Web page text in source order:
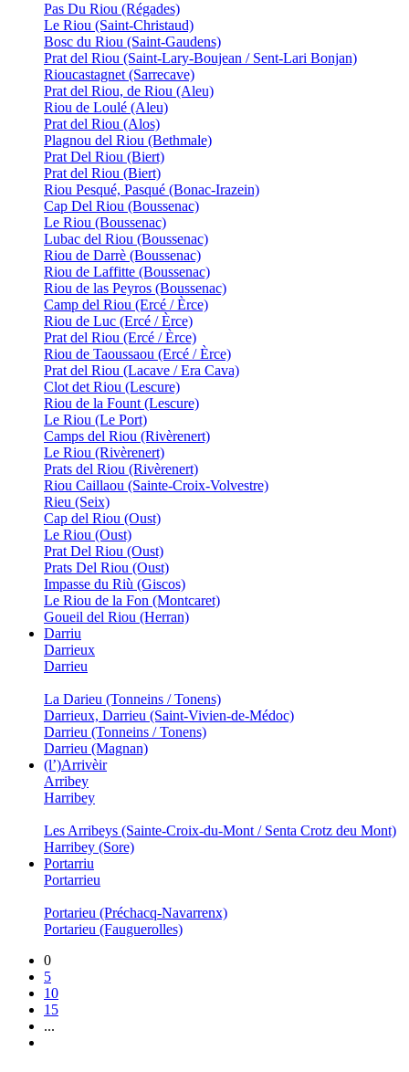
Pas Du Riou (Régades)
Le Riou (Saint-Christaud)
Bosc du Riou (Saint-Gaudens)
Prat del Riou (Saint-Lary-Boujean / Sent-Lari Bonjan)
Rioucastagnet (Sarrecave)
Prat del Riou, de Riou (Aleu)
Riou de Loulé (Aleu)
Prat del Riou (Alos)
Plagnou del Riou (Bethmale)
Prat Del Riou (Biert)
Prat del Riou (Biert)
Riou Pesqué, Pasqué (Bonac-Irazein)
Cap Del Riou (Boussenac)
Le Riou (Boussenac)
Lubac del Riou (Boussenac)
Riou de Darrè (Boussenac)
Riou de Laffitte (Boussenac)
Riou de las Peyros (Boussenac)
Camp del Riou (Ercé / Èrce)
Riou de Luc (Ercé / Èrce)
Prat del Riou (Ercé / Èrce)
Riou de Taoussaou (Ercé / Èrce)
Prat del Riou (Lacave / Era Cava)
Clot det Riou (Lescure)
Riou de la Fount (Lescure)
Le Riou (Le Port)
Camps del Riou (Rivèrenert)
Le Riou (Rivèrenert)
Prats del Riou (Rivèrenert)
Riou Caillaou (Sainte-Croix-Volvestre)
Rieu (Seix)
Cap del Riou (Oust)
Le Riou (Oust)
Prat Del Riou (Oust)
Prats Del Riou (Oust)
Impasse du Riù (Giscos)
Le Riou de la Fon (Montcaret)
Goueil del Riou (Herran)
Darriu
Darrieux
Darrieu
La Darieu (Tonneins / Tonens)
Darrieux, Darrieu (Saint-Vivien-de-Médoc)
Darrieu (Tonneins / Tonens)
Darrieu (Magnan)
(l’)Arrivèir
Arribey
Harribey
Les Arribeys (Sainte-Croix-du-Mont / Senta Crotz deu Mont)
Harribey (Sore)
Portarriu
Portarrieu
Portarieu (Préchacq-Navarrenx)
Portarieu (Fauguerolles)
0
5
10
15
...